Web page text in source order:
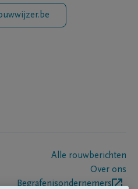
Alle rouwberichten
Over ons
Begrafenisondernemers